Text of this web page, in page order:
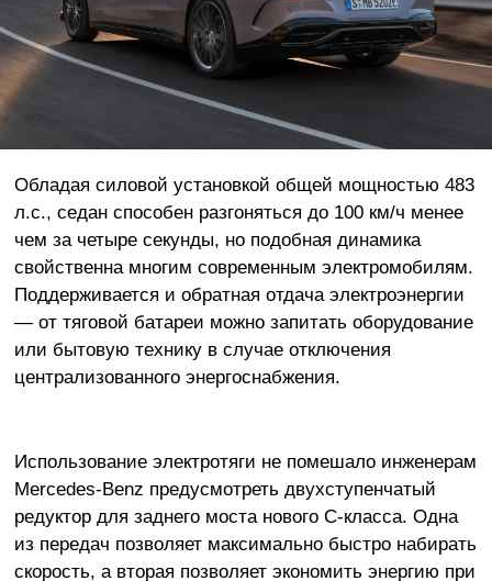
Обладая силовой установкой общей мощностью 483
л.с., седан способен разгоняться до 100 км/ч менее
чем за четыре секунды, но подобная динамика
свойственна многим современным электромобилям.
Поддерживается и обратная отдача электроэнергии
— от тяговой батареи можно запитать оборудование
или бытовую технику в случае отключения
централизованного энергоснабжения.
Использование электротяги не помешало инженерам
Mercedes-Benz предусмотреть двухступенчатый
редуктор для заднего моста нового C-класса. Одна
из передач позволяет максимально быстро набирать
скорость, а вторая позволяет экономить энергию при